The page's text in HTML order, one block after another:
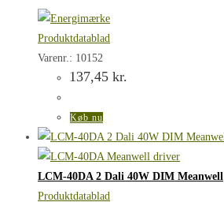
Produktdatablad
Varenr.: 10152
137,45 kr.
Køb nu
LCM-40DA 2 Dali 40W DIM Meanwell
Produktdatablad